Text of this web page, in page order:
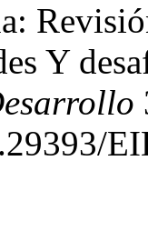
Y